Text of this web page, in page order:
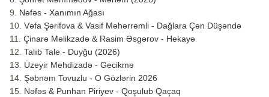
Nəfəs - Xanımın Ağası
Vəfa Şərifova & Vasif Məhərrəmli - Dağlara Çən Düşəndə
Çinarə Məlikzadə & Rasim Əsgərov - Hekayə
Talıb Tale - Duyğu (2026)
Üzeyir Mehdizadə - Gecikmə
Şəbnəm Tovuzlu - O Gözlərin 2026
Nəfəs & Punhan Piriyev - Qoşulub Qaçaq